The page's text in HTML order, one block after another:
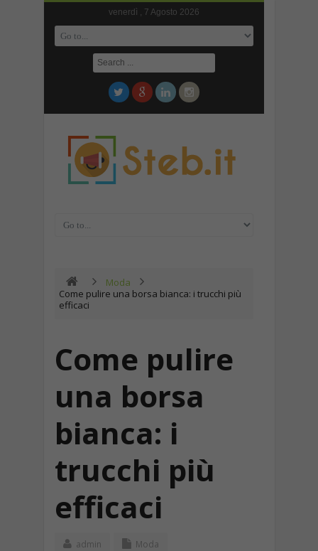
venerdì , 7 Agosto 2026
Moda
Come pulire una borsa bianca: i trucchi più
efficaci
Come pulire
una borsa
bianca: i
trucchi più
efficaci
admin Moda